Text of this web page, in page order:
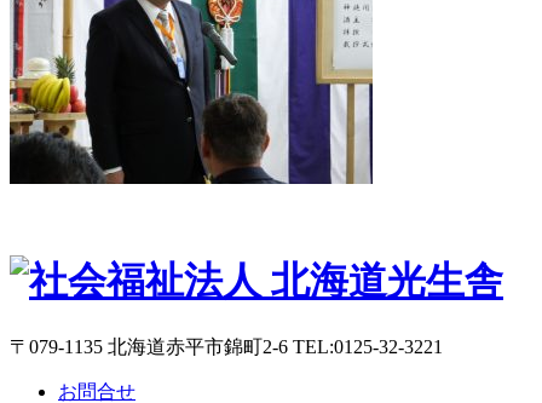
〒079-1135 北海道赤平市錦町2-6 TEL:0125-32-3221
お問合せ